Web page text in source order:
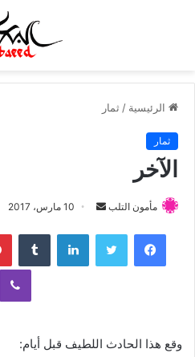
الرئيسية / ثمار
ثمار
الآخر
مأمون التلب
ل
د
10 مارس، 2017
لينكدإن
وقع هذا الحادث اللطيف قبل أيام: